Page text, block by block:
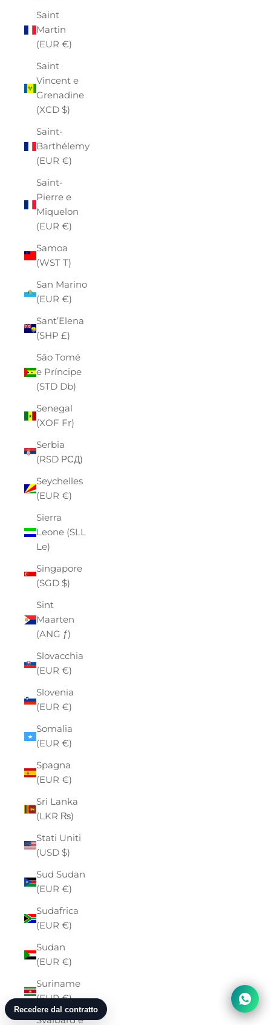
Saint
Martin
(EUR €)
Saint
Vincent e
Grenadine
(XCD $)
Saint-
Barthélemy
(EUR €)
Saint-
Pierre e
Miquelon
(EUR €)
Samoa
(WST T)
San Marino
(EUR €)
Sant’Elena
(SHP £)
São Tomé
e Príncipe
(STD Db)
Senegal
(XOF Fr)
Serbia
(RSD РСД)
Seychelles
(EUR €)
Sierra
Leone (SLL
Le)
Singapore
(SGD $)
Sint
Maarten
(ANG ƒ)
Slovacchia
(EUR €)
Slovenia
(EUR €)
Somalia
(EUR €)
Spagna
(EUR €)
Sri Lanka
(LKR ₨)
Stati Uniti
(USD $)
Sud Sudan
(EUR €)
Sudafrica
(EUR €)
Sudan
(EUR €)
Suriname
(EUR €)
Svalbard e